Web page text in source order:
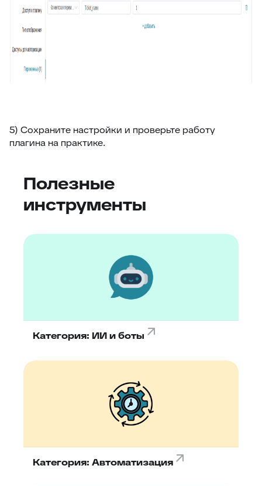
5) Сохраните настройки и проверьте работу
плагина на практике.
Полезные
инструменты
Категория: ИИ и боты
Категория: Автоматизация